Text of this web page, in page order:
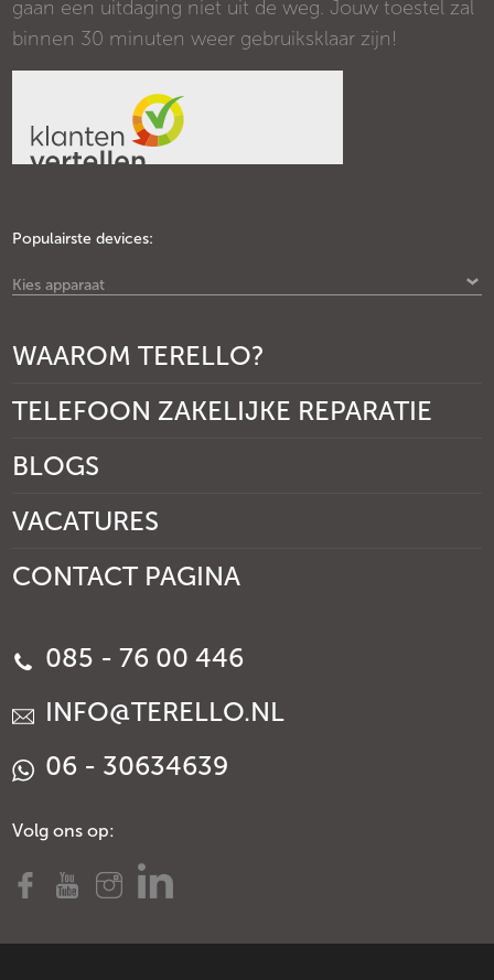
gaan een uitdaging niet uit de weg. Jouw toestel zal
binnen 30 minuten weer gebruiksklaar zijn!
Populairste devices:
Kies apparaat
WAAROM TERELLO?
TELEFOON ZAKELIJKE REPARATIE
BLOGS
VACATURES
CONTACT PAGINA
085 - 76 00 446
INFO@TERELLO.NL
06 - 30634639
Volg ons op: